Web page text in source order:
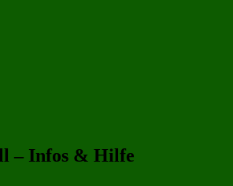
– Infos & Hilfe